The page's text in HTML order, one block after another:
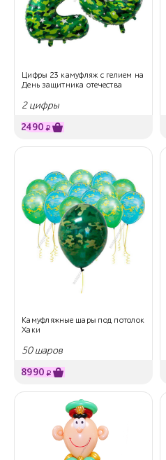
Цифры 23 камуфляж с гелием на
День защитника отечества
2 цифры
2490 ₽
Камуфляжные шары под потолок
Хаки
50 шаров
8990 ₽